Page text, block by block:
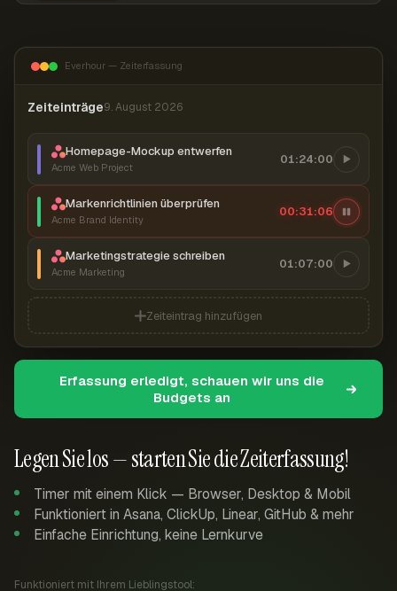
Legen Sie los — starten Sie die Zeiterfassung!
Timer mit einem Klick — Browser, Desktop & Mobil
Funktioniert in Asana, ClickUp, Linear, GitHub & mehr
Einfache Einrichtung, keine Lernkurve
Funktioniert mit Ihrem Lieblingstool:
Everhour — Zeiterfassung
Zeiteinträge9. August 2026
Homepage-Mockup entwerfen
Acme Web Project
01:24:00
Markenrichtlinien überprüfen
Acme Brand Identity
00:31:07
Marketingstrategie schreiben
Acme Marketing
01:07:00
Zeiteintrag hinzufügen
Erfassung erledigt, schauen wir uns die
Budgets an